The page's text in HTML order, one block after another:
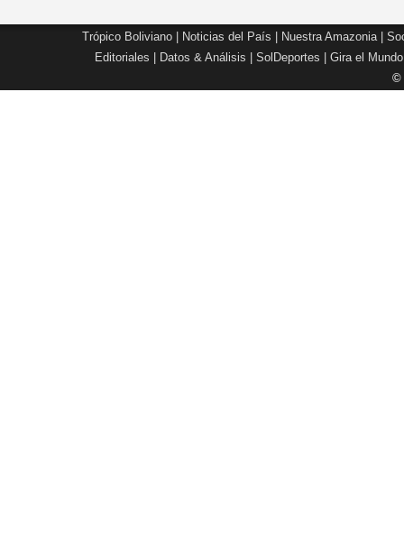
Trópico Boliviano Noticias del País Nuestra Amazonia|
Editoriales
Datos & Análisis SolDeportes Gira el Mundo
©